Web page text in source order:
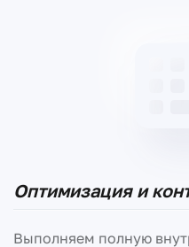
Оптимизация и
Выполняем полную